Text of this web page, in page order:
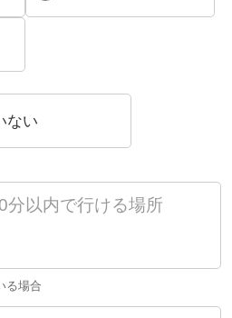
ない
る場合